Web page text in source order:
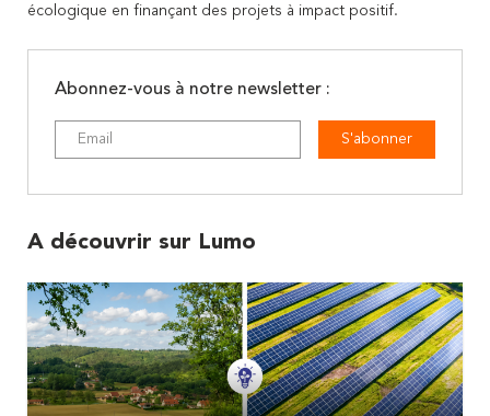
écologique en finançant des projets à impact positif.
Abonnez-vous à notre newsletter :
S'abonner
A découvrir sur Lumo